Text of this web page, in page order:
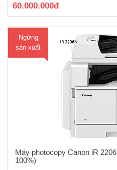
60.000.000đ
Ngừng
sản xuất
Máy photocopy Canon iR
100%)